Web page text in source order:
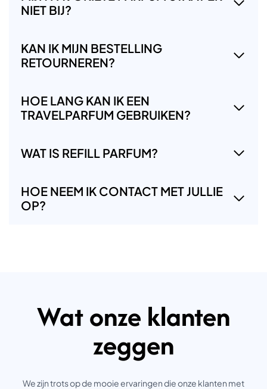
NIET BIJ?
KAN IK MIJN BESTELLING
RETOURNEREN?
HOE LANG KAN IK EEN
TRAVELPARFUM GEBRUIKEN?
WAT IS REFILL PARFUM?
HOE NEEM IK CONTACT MET JULLIE
OP?
Wat onze klanten
zeggen
We zijn trots op de mooie ervaringen die onze klanten met